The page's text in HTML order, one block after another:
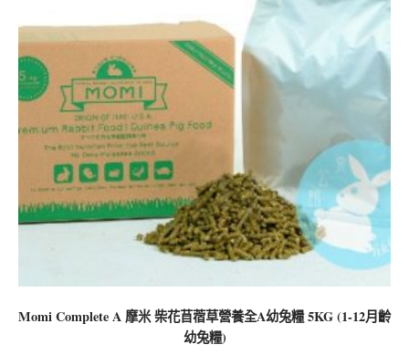
Momi Complete A 摩米 柴花苜蓿草營養全A幼兔糧 5KG (1-12月齡
幼兔糧)